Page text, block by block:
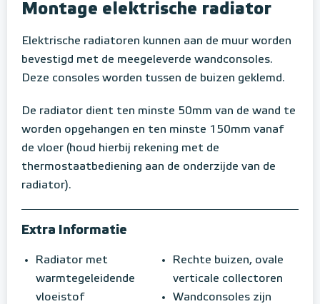
Montage elektrische radiator
Elektrische radiatoren kunnen aan de muur worden
bevestigd met de meegeleverde wandconsoles.
Deze consoles worden tussen de buizen geklemd.
De radiator dient ten minste 50mm van de wand te
worden opgehangen en ten minste 150mm vanaf
de vloer (houd hierbij rekening met de
thermostaatbediening aan de onderzijde van de
radiator).
Extra Informatie
Radiator met
warmtegeleidende
vloeistof
Rechte buizen, ovale
verticale collectoren
Wandconsoles zijn